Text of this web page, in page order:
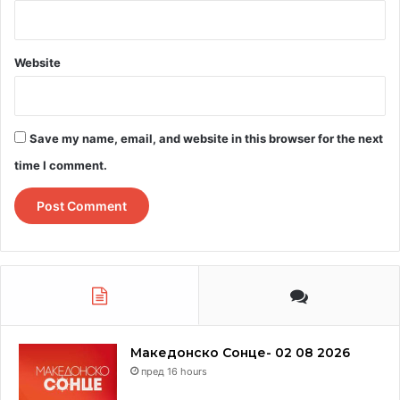
Website
Save my name, email, and website in this browser for the next
time I comment.
Македонско Сонце- 02 08 2026
пред 16 hours